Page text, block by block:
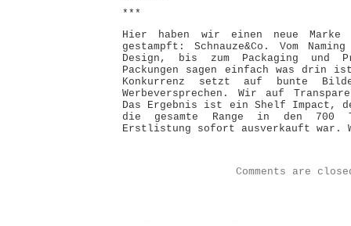
***
Hier haben wir einen neue Marke
gestampft: Schnauze&Co. Vom
Design, bis zum Packaging und
Packungen sagen einfach was drin
Konkurrenz setzt auf bunte
Werbeversprechen. Wir auf
Das Ergebnis ist ein Shelf Impact,
die gesamte Range in den 700
Erstlistung sofort ausverkauft war.
Comments are